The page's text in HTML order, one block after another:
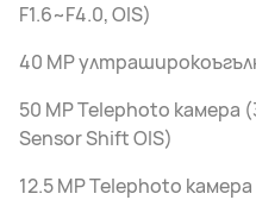
F1.6~F4.0, OIS)
40 MP
50 MP Telephoto камера
Sensor Shift OIS)
12.5 MP Telephoto